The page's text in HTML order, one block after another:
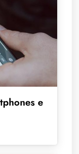
e